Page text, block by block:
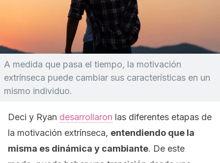
A medida que pasa el tiempo, la motivación
extrínseca puede cambiar sus características en un
mismo individuo.
Deci y Ryan desarrollaron las diferentes etapas de
la motivación extrínseca, entendiendo que la
misma es dinámica y cambiante. De este